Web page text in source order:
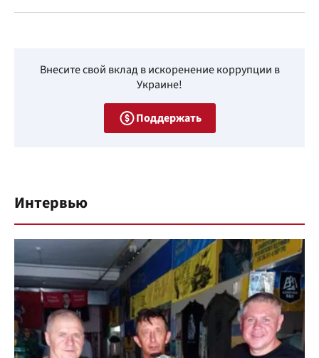
Внесите свой вклад в искоренение коррупции в
Украине!
Поддержать
Интервью